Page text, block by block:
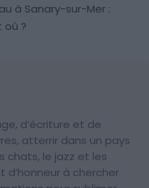
à Sanary-sur-Mer :
?
d’écriture et de
atterrir dans un pays
chats, le jazz et les
à chercher